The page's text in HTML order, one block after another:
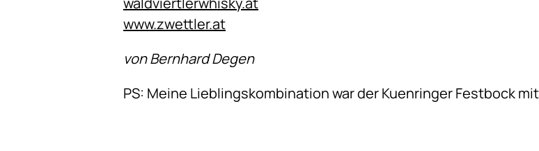
www.zwettler.at
von Bernhard Degen
PS: Meine Lieblingskombination war der Kuenringer Festbock